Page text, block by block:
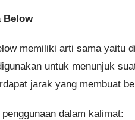
Below
memiliki arti sama yaitu
untuk menunjuk
jarak yang membuat
penggunaan dalam kalimat: